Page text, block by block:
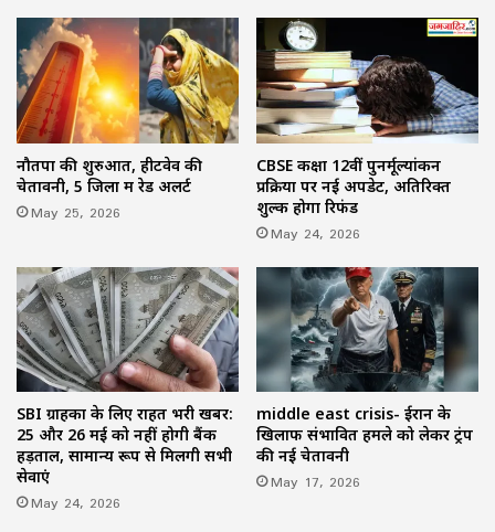
नौतपा की शुरुआत, हीटवेव की
चेतावनी, 5 जिलों में रेड अलर्ट
May 25, 2026
CBSE कक्षा 12वीं पुनर्मूल्यांकन
प्रक्रिया पर नई अपडेट, अतिरिक्त
शुल्क होगा रिफंड
May 24, 2026
SBI ग्राहकों के लिए राहत भरी खबर:
25 और 26 मई को नहीं होगी बैंक
हड़ताल, सामान्य रूप से मिलेंगी सभी
सेवाएं
May 24, 2026
middle east crisis- ईरान के
खिलाफ संभावित हमले को लेकर ट्रंप
की नई चेतावनी
May 17, 2026